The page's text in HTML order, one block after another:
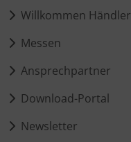
Willkommen Händler
Messen
Ansprechpartner
Download-Portal
Newsletter